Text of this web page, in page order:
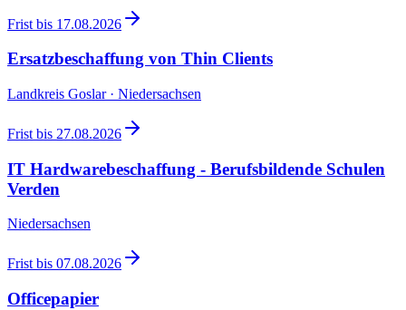
Frist bis 17.08.2026
Ersatzbeschaffung von Thin Clients
Landkreis Goslar · Niedersachsen
Frist bis 27.08.2026
IT Hardwarebeschaffung - Berufsbildende Schulen
Verden
Niedersachsen
Frist bis 07.08.2026
Officepapier